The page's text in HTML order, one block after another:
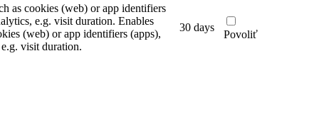
as cookies (web) or app identifiers
e.g. visit duration. Enables
(web) or app identifiers (apps),
visit duration.
30 days
Povoliť